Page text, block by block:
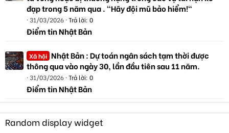
đạp trong 5 năm qua . "Hãy đội mũ bảo hiểm!"
31/03/2026 Trả lời: 0
Điểm tin Nhật Bản
Xã hội Nhật Bản : Dự toán ngân sách tạm thời được
thông qua vào ngày 30, lần đầu tiên sau 11 năm.
31/03/2026 Trả lời: 0
Điểm tin Nhật Bản
Random display widget